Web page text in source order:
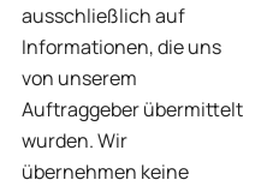
ausschließlich auf
Informationen, die uns
von unserem
Auftraggeber übermittelt
wurden. Wir
übernehmen keine